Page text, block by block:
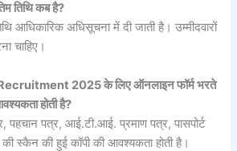
तिथि कब है?
आधिकारिक अधिसूचना में दी जाती है। उम्मीदवारों
चाहिए।
2025 के लिए ऑनलाइन फॉर्म भरते
होती है?
पहचान पत्र, आई.टी.आई. प्रमाण पत्र, पासपोर्ट
स्कैन की हुई कॉपी की आवश्यकता होती है।